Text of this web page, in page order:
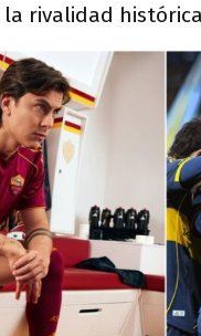
la rivalidad